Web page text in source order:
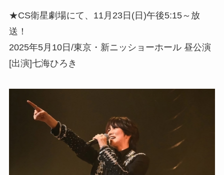
★CS衛星劇場にて、11月23日(日)午後5:15～放
送！
2025年5月10日/東京・新ニッショーホール 昼公演
[出演]七海ひろき